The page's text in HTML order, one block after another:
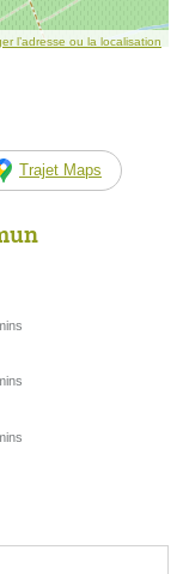
l’adresse ou la localisation
Trajet Maps